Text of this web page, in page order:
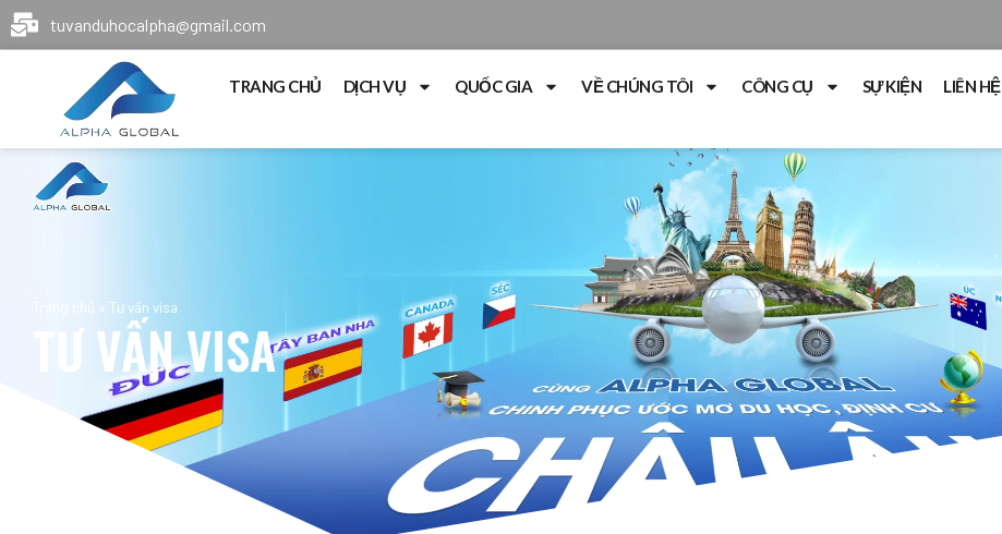
tuvanduhocalpha@gmail.com
TRANG CHỦ DỊCH VỤ QUỐC GIA VỀ CHÚNG TÔI CÔNG CỤ SỰ KIỆN LIÊN HỆ
Trang chủ » Tư vấn visa
TƯ VẤN VISA